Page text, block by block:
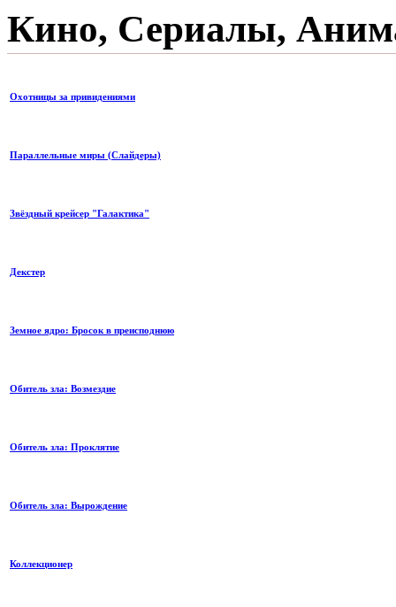
Кино, Сериалы,
Охотницы за привидениями
Параллельные миры (Слайдеры)
Звёздный крейсер "Галактика"
Декстер
Земное ядро: Бросок в преисподнюю
Обитель зла: Возмездие
Обитель зла: Проклятие
Обитель зла: Вырождение
Коллекционер